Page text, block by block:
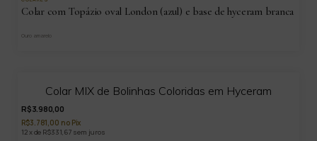
Colar com Topázio oval London (azul) e base de hyceram branca
Ouro amarelo
Colar MIX de Bolinhas Coloridas em Hyceram
R$3.980,00
R$3.781,00 no Pix
12 x de R$331,67 sem juros